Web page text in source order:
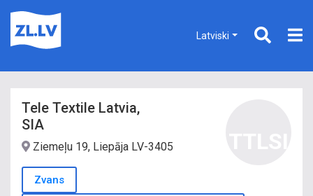
Latviski
Tele Textile Latvia,
SIA
Ziemeļu 19, Liepāja LV-3405
Zvans